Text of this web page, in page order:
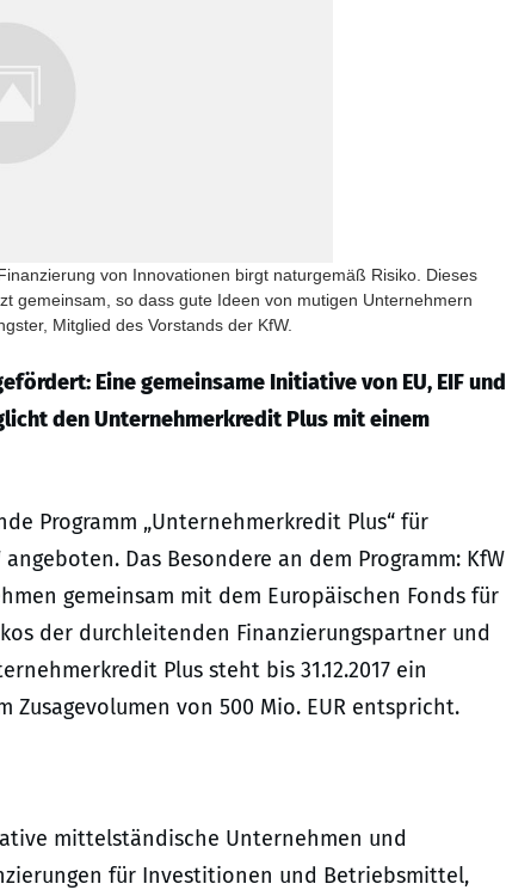
von Innovationen birgt naturgemäß Risiko. Dieses
gemeinsam, so dass gute Ideen von mutigen Unternehmern
Mitglied des Vorstands der KfW.
Eine gemeinsame Initiative von EU, EIF und
den Unternehmerkredit Plus mit einem
Programm „Unternehmerkredit Plus“ für
Das Besondere an dem Programm: KfW
gemeinsam mit dem Europäischen Fonds für
der durchleitenden Finanzierungspartner und
Plus steht bis 31.12.2017 ein
Zusagevolumen von 500 Mio. EUR entspricht.
mittelständische Unternehmen und
für Investitionen und Betriebsmittel,